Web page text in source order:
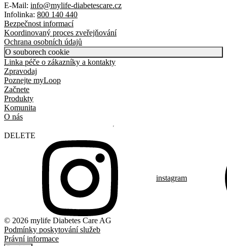
E-Mail: info@mylife-diabetescare.cz
Infolinka: 800 140 440
Bezpečnost informací
Koordinovaný proces zveřejňování
Ochrana osobních údajů
O souborech cookie
Linka péče o zákazníky a kontakty
Zpravodaj
Poznejte myLoop
Začnete
Produkty
Komunita
O nás
DELETE
instagram
© 2026 mylife Diabetes Care AG
Podmínky poskytování služeb
Právní informace